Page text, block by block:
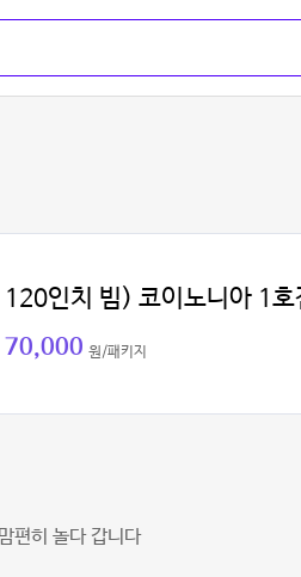
120인치 빔) 코이노니아 1호
70,000 원/패키지
편히 놀다 갑니다